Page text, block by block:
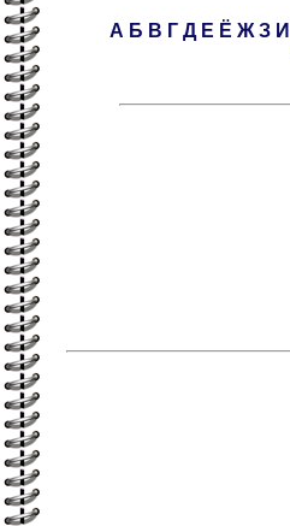
А Б В Г Д Е Ё Ж З И